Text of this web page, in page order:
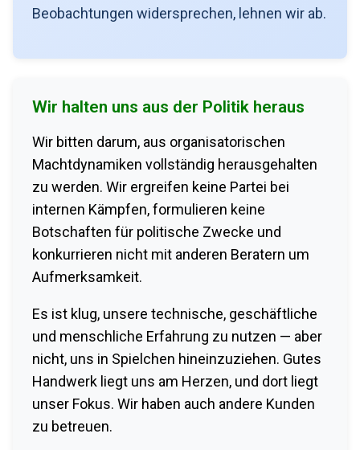
Beobachtungen widersprechen, lehnen wir ab.
Wir halten uns aus der Politik heraus
Wir bitten darum, aus organisatorischen
Machtdynamiken vollständig herausgehalten
zu werden. Wir ergreifen keine Partei bei
internen Kämpfen, formulieren keine
Botschaften für politische Zwecke und
konkurrieren nicht mit anderen Beratern um
Aufmerksamkeit.
Es ist klug, unsere technische, geschäftliche
und menschliche Erfahrung zu nutzen — aber
nicht, uns in Spielchen hineinzuziehen. Gutes
Handwerk liegt uns am Herzen, und dort liegt
unser Fokus. Wir haben auch andere Kunden
zu betreuen.